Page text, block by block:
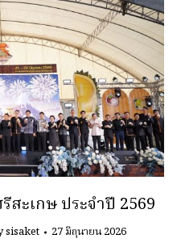
สะเกษ ประจำปี 2569
sisaket 27 มิถุนายน 2026